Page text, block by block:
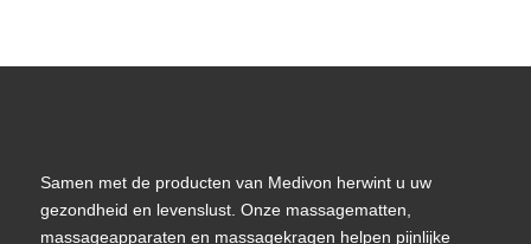
Samen met de producten van Medivon herwint u uw
gezondheid en levenslust. Onze massagematten,
massageapparaten en massagekragen helpen pijnlijke